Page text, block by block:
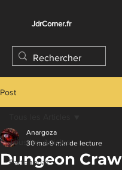
JdrCorner.fr
Post
Tous les Articles
Partenariat
Dungeon
Anargoza
30 mai 9 min de lecture